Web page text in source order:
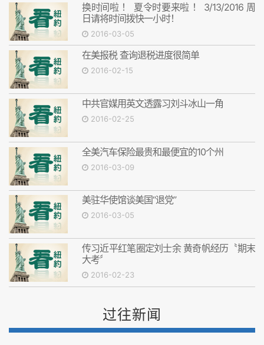
换时间啦 ！ 夏令时要来啦 ！ 3/13/2016 周
日请将时间拨快一小时！
2016-03-05
在美报税 查询退税进度很简单
2016-02-15
中共官媒用英文透露习刘斗冰山一角
2016-02-25
全美汽车保险最贵和最便宜的10个州
2016-03-09
美驻华使馆谈美国“退党”
2016-03-05
传习近平红笔圈定刘士余 黄奇帆经历〝期末
大考〞
2016-02-23
过往新闻